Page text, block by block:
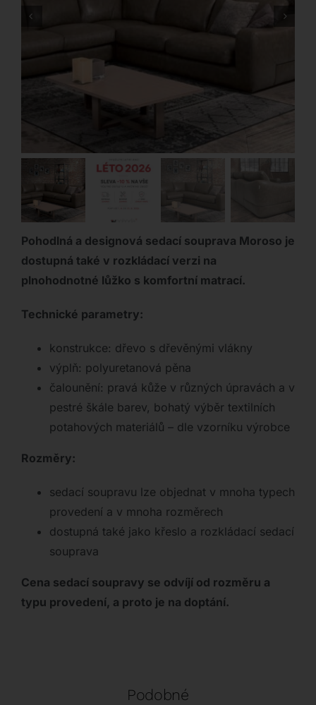
Pohodlná a designová sedací souprava Moroso je
dostupná také v rozkládací verzi na
plnohodnotné lůžko s komfortní matrací.
Technické parametry:
konstrukce: dřevo s dřevěnými vlákny
výplň: polyuretanová pěna
čalounění: pravá kůže v různých úpravách a v
pestré škále barev, bohatý výběr textilních
potahových materiálů – dle vzorníku výrobce
Rozměry:
sedací soupravu lze objednat v mnoha typech
provedení a v mnoha rozměrech
dostupná také jako křeslo a rozkládací sedací
souprava
Cena sedací soupravy se odvíjí od rozměru a
typu provedení, a proto je na doptání.
Podobné